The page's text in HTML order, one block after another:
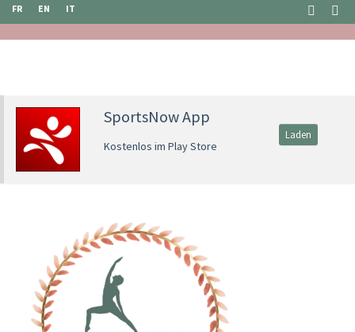
FR EN IT
SportsNow App
Kostenlos im Play Store
Laden